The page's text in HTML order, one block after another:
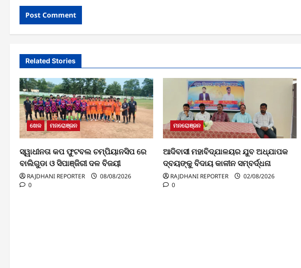
Related Stories
ଖେଳ ମନରୋଞ୍ଜନ
ସ୍ୱାଧୀନତା କପ ଫୁଟବଲ ଚମ୍ପିୟାନସିପ ରେ
ବାଲିଗୁଡା ଓ ସିପାଞ୍ଜିରୀ ଦଳ ବିଜୟୀ
RAJDHANI REPORTER
08/08/2026
0
ମନରୋଞ୍ଜନ
ଆଦିବାସୀ ମହାବିଦ୍ଯାଳୟର ଯୁବ ଅଧ୍ଯାପକ
ଦ୍ବୟଙ୍କୁ ବିଦାୟ କାଳୀନ ସମ୍ବର୍ଦ୍ଧନା
RAJDHANI REPORTER
02/08/2026
0